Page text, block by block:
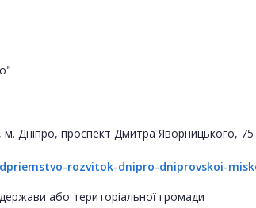
Дніпро, проспект Дмитра Яворницького, 75
rozvitok-dnipro-dniprovskoi-
або територіальної громади